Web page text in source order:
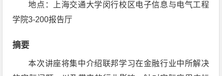
地点：上海交通大学闵行校区电子信息与电气工程
学院3-200报告厅
摘要
本次讲座将集中介绍联邦学习在金融行业中所解决